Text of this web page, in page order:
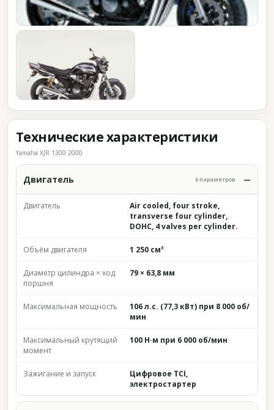
Технические характеристики
Yamaha XJR 1300 2000
Двигатель 6 параметров
Двигатель
Air cooled, four stroke,
transverse four cylinder,
DOHC, 4 valves per cylinder.
Объём двигателя 1 250 см³
Диаметр цилиндра × ход
поршня
79 × 63,8 мм
Максимальная мощность
106 л.с. (77,3 кВт) при 8 000 об/
мин
Максимальный крутящий
момент
100 Н·м при 6 000 об/мин
Зажигание и запуск
Цифровое TCI,
электростартер